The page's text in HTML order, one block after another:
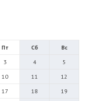
Пт Сб
Вс
3 4
5
10 11
12
17 18
19